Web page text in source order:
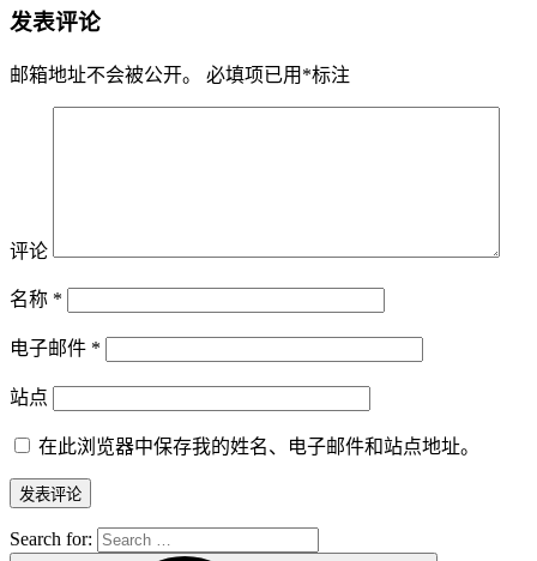
发表评论
邮箱地址不会被公开。 必填项已用 *标注
评论
名称 *
电子邮件 *
站点
在此浏览器中保存我的姓名、电子邮件和站点地址。
Search for: